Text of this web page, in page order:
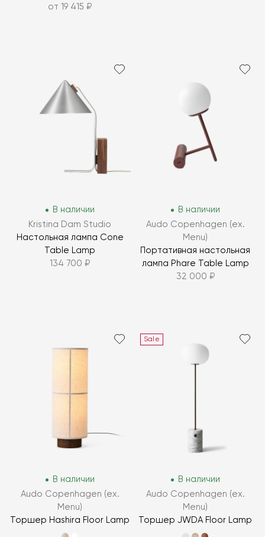
от 19 415 ₽
В наличии
Kristina Dam Studio
Настольная лампа Cone
Table Lamp
134 700 ₽
В наличии
Audo Copenhagen (ex.
Menu)
Портативная настольная
лампа Phare Table Lamp
32 000 ₽
В наличии
Audo Copenhagen (ex.
Menu)
Торшер Hashira Floor Lamp
Sale
В наличии
Audo Copenhagen (ex.
Menu)
Торшер JWDA Floor Lamp